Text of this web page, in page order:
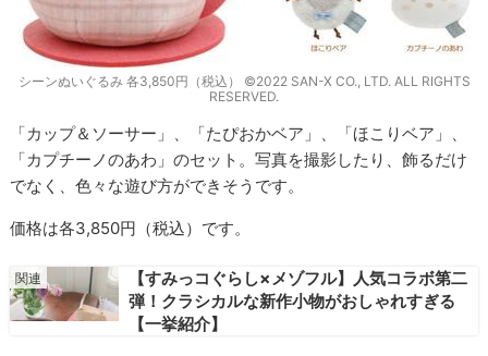
シーンぬいぐるみ 各3,850円（税込） ©2022 SAN-X CO., LTD. ALL RIGHTS
RESERVED.
「カップ＆ソーサー」、「たぴおかベア」、「ほこりベア」、
「カプチーノのあわ」のセット。写真を撮影したり、飾るだけ
でなく、色々な遊び方ができそうです。
価格は各3,850円（税込）です。
【すみっコぐらし×メゾフル】人気コラボ第二
弾！クラシカルな新作小物がおしゃれすぎる
【一挙紹介】